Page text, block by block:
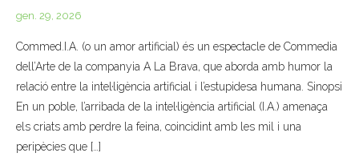
- Muntatges presentats
Jazz Terrassa
- Nova Jazz Cava
gen. 29, 2026
Commed.I.A. (o un amor artificial) és un espectacle de Commedia
dell’Arte de la companyia A La Brava, que aborda amb humor la
relació entre la intel·ligència artificial i l’estupidesa humana. Sinopsi
En un poble, l’arribada de la intel·ligència artificial (I.A.) amenaça
els criats amb perdre la feina, coincidint amb les mil i una
peripècies que […]